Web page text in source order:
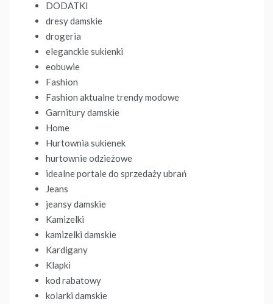
DODATKI
dresy damskie
drogeria
eleganckie sukienki
eobuwie
Fashion
Fashion aktualne trendy modowe
Garnitury damskie
Home
Hurtownia sukienek
hurtownie odzieżowe
idealne portale do sprzedaży ubrań
Jeans
jeansy damskie
Kamizelki
kamizelki damskie
Kardigany
Klapki
kod rabatowy
kolarki damskie